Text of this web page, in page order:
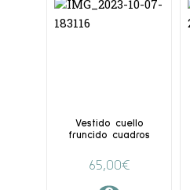
Vestido cuello
fruncido cuadros
65,00€